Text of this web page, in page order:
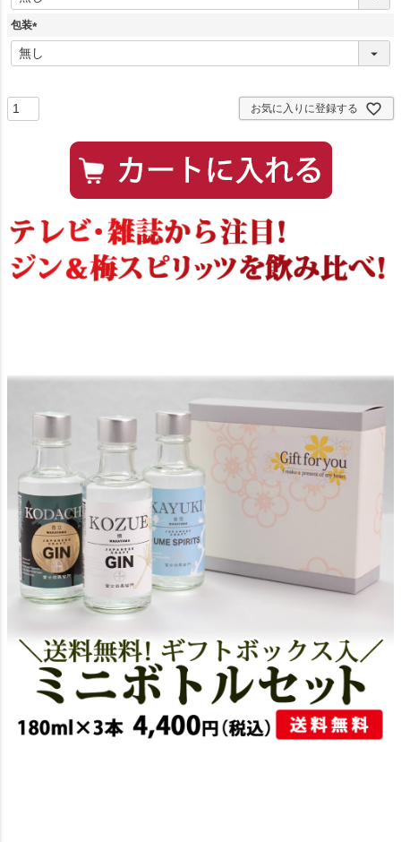
包装
(
必
お気に入りに登録する